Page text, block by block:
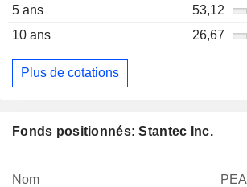
5 ans
53,12
10 ans
26,67
Plus de cotations
Fonds positionnés: Stantec Inc.
Nom PEA